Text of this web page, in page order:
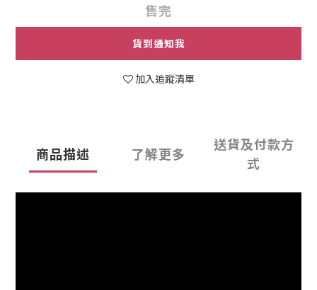
售完
貨到通知我
加入追蹤清單
商品描述 了解更多
送貨及付款方
式